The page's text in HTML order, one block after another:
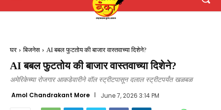
घर बिजनेस AI बबल फुटतोय की बाजार वास्तवाच्या दिशेने?
AI बबल फुटतोय की बाजार वास्तवाच्या दिशेने?
अमेरिकेच्या रोजगार आकडेवारीने वॉल स्ट्रीटपासून दलाल स्ट्रीटपर्यंत खळबळ
Amol Chandrakant More June 7, 2026 3:14 PM